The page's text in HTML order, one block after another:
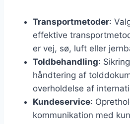
Transportmetoder:
effektive
er vej, sø, luft eller
Toldbehandling:
håndtering af
overholdelse af
Kundeservice:
kommunikation med